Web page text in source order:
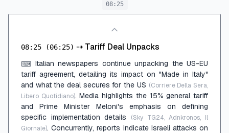
08:25
08:25 (06:25) ⇢ Tariff Deal Unpacks
⌨ Italian newspapers continue unpacking the US-EU
tariff agreement, detailing its impact on "Made in Italy"
and what the deal secures for the US (Corriere Della Sera,
Libero Quotidiano). Media highlights the 15% general tariff
and Prime Minister Meloni's emphasis on defining
specific implementation details
(Sky TG24, Adnkronos, Il
Giornale). Concurrently, reports indicate Israeli attacks on